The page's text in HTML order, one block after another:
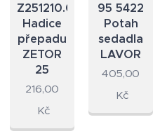
Z251210.09
Hadice
přepadu
ZETOR
25
216,00
Kč
95 5422
Potah
sedadla
LAVOR
405,00
Kč